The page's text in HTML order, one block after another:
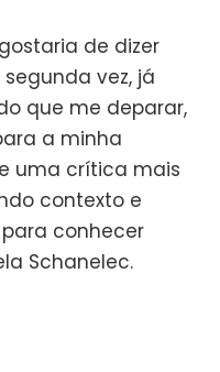
de dizer
vez, já
que me deparar,
a minha
uma crítica mais
contexto e
conhecer
Schanelec.